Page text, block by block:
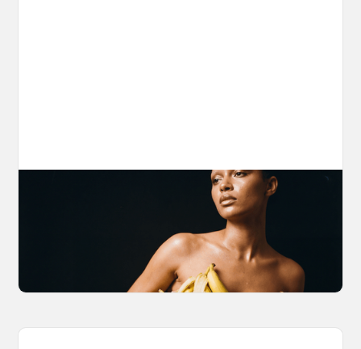
The Nano Banana 2 Handbook
Brian from Litany of Ignition gives a hands-on
breakdown of what Gemini 2.0 Flash Image
can actually do, with the prompts to prove it.